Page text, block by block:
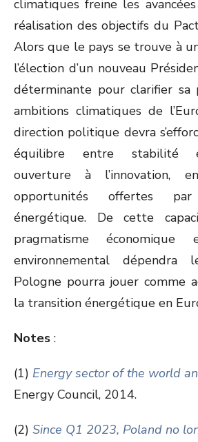
climatiques freine les
réalisation des objectifs du
Alors que le pays se trouve à
l’élection d’un nouveau
déterminante pour clarifier sa
ambitions climatiques de
direction politique devra
équilibre entre stabilité
ouverture à l’innovation,
opportunités offertes
énergétique. De cette
pragmatisme économique
environnemental
Pologne pourra jouer comme
la transition énergétique en
Notes :
(1) Energy sector of the world
Energy Council, 2014.
(2) Since Q1 2023, Poland no